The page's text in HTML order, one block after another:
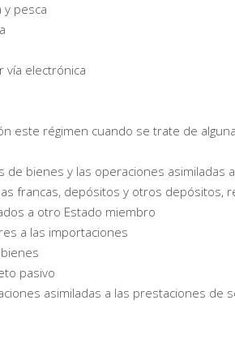
y pesca
vía electrónica
este régimen cuando se trate de
bienes y las operaciones asimiladas
francas, depósitos y otros depósitos,
a otro Estado miembro
a las importaciones
pasivo
asimiladas a las prestaciones de